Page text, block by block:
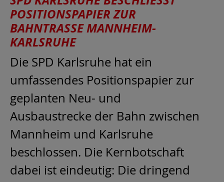
OSITIONSPAPIER ZUR B
AHNTRASSE MANNHEIM-K
ARLSRUHE
Die SPD Karlsruhe hat ein
umfassendes Positionspapier zur
geplanten Neu- und
Ausbaustrecke der Bahn zwischen
Mannheim und Karlsruhe
beschlossen. Die Kernbotschaft
dabei ist eindeutig: Die dringend